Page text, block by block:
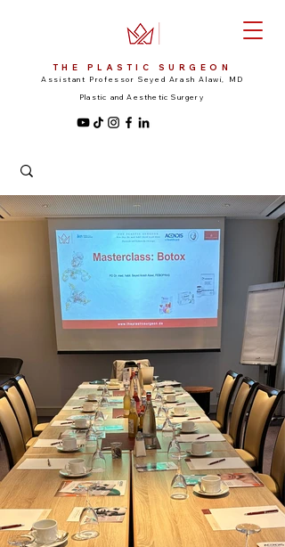
THE PLASTIC SURGEON
Assistant Professor Seyed Arash Alawi, MD
Plastic and Aesthetic Surgery